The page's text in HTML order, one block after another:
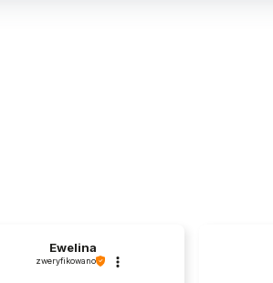
Ewelina
zweryfikowano